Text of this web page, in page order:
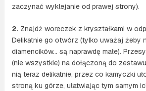
zaczynać wyklejanie od prawej strony).
2.Znajdź woreczek z kryształkami w
Delikatnie go otwórz (tylko uważaj żeby
diamencików… są naprawdę małe).
(nie wszystkie) na dołączoną do
nią teraz delikatnie, przez co kamyczki
stroną ku górze, ułatwiając tym samym